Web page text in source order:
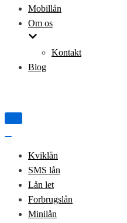
Mobillån
Om os
Kontakt
Blog
Tænd/sluk
navigationKviklån
SMS lån
Lån let
Forbrugslån
Minilån